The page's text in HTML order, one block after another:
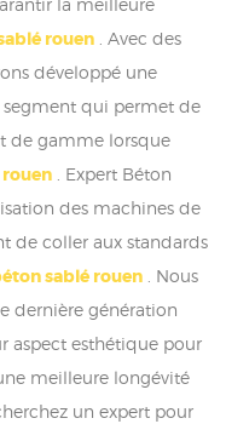
la meilleure
rouen . Avec des
développé une
segment qui permet de
de gamme lorsque
. Expert Béton
des machines de
de coller aux standards
sablé rouen . Nous
dernière génération
aspect esthétique pour
meilleure longévité
un expert pour